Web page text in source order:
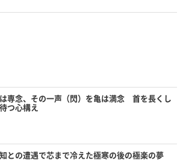
専念、その一声（閃）を亀は満念 首を長くし
つ心構え
との遭遇で芯まで冷えた極寒の後の極楽の夢